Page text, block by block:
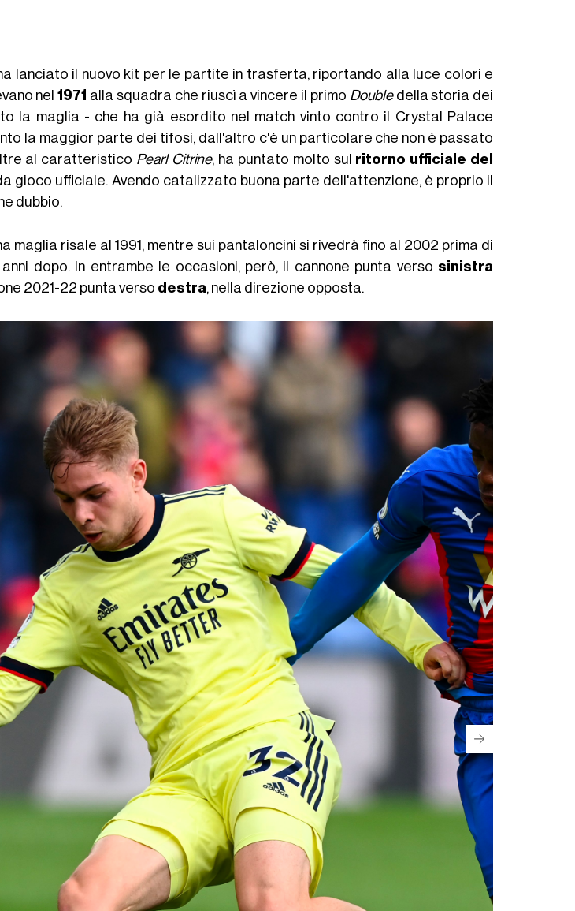
lanciato il nuovo kit per le partite in trasferta, riportando alla luce colori e
nel1971 alla squadra che riuscì a vincere il primo Doubledella storia dei
la maglia - che ha già esordito nel match vinto contro il Crystal Palace
la maggior parte dei tifosi, dall'altro c'è un particolare che non è passato
al caratteristico Pearl Citrine, ha puntato molto sul ritorno ufficiale del
gioco ufficiale. Avendo catalizzato buona parte dell'attenzione, è proprio il
dubbio.
maglia risale al 1991, mentre sui pantaloncini si rivedrà fino al 2002 prima di
dopo. In entrambe le occasioni, però, il cannone punta verso sinistra
2021-22 punta verso destra, nella direzione opposta.